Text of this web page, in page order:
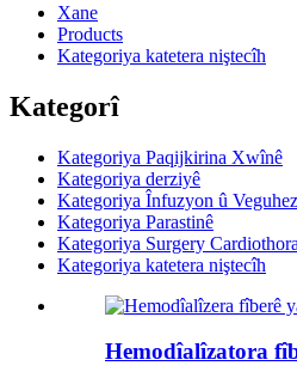
Xane
Products
Kategoriya katetera niştecîh
Kategorî
Kategoriya Paqijkirina Xwînê
Kategoriya derziyê
Kategoriya Înfuzyon û
Kategoriya Parastinê
Kategoriya Surgery
Kategoriya katetera niştecîh
Hemodîalîzatora